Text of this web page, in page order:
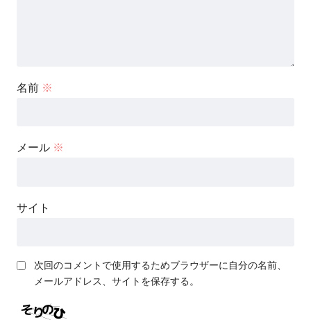
名前 ※
メール ※
サイト
次回のコメントで使用するためブラウザーに自分の名前、
メールアドレス、サイトを保存する。